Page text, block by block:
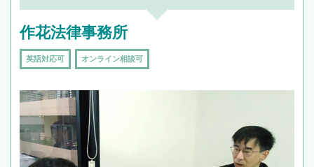
作花法律事務所
英語対応可 オンライン相談可